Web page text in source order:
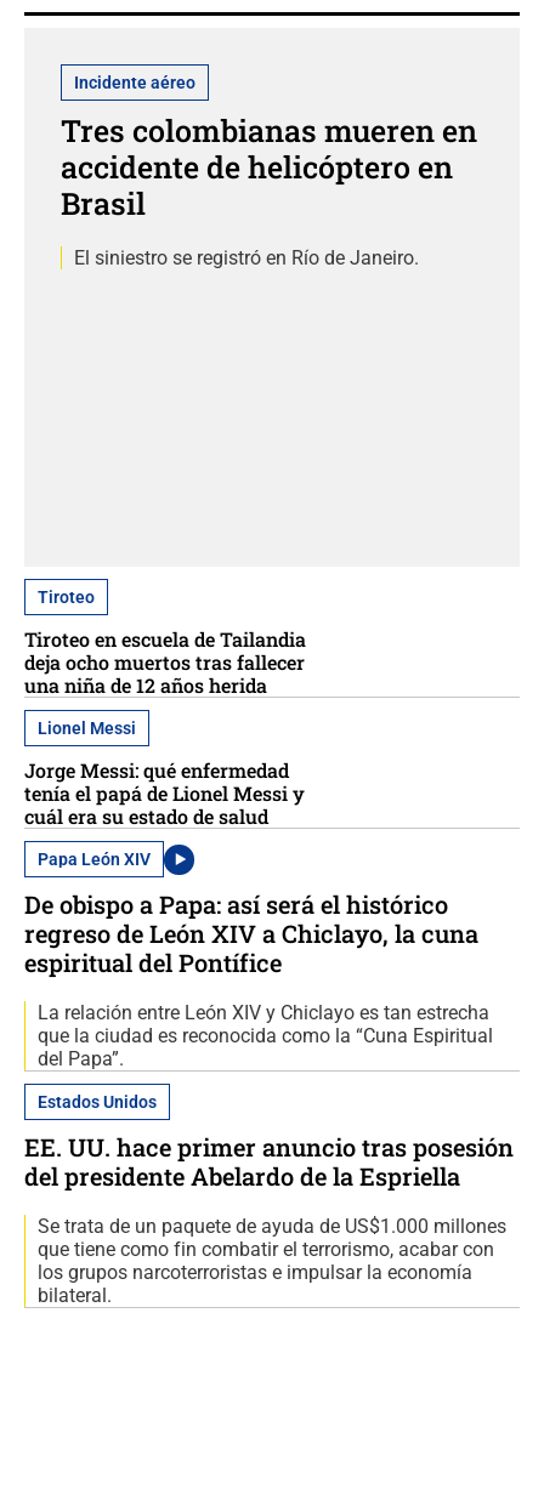
Incidente aéreo
Tres colombianas mueren en
accidente de helicóptero en
Brasil
El siniestro se registró en Río de Janeiro.
Tiroteo
Tiroteo en escuela de Tailandia
deja ocho muertos tras fallecer
una niña de 12 años herida
Lionel Messi
Jorge Messi: qué enfermedad
tenía el papá de Lionel Messi y
cuál era su estado de salud
Papa León XIV
De obispo a Papa: así será el histórico
regreso de León XIV a Chiclayo, la cuna
espiritual del Pontífice
La relación entre León XIV y Chiclayo es tan estrecha
que la ciudad es reconocida como la “Cuna Espiritual
del Papa”.
Estados Unidos
EE. UU. hace primer anuncio tras posesión
del presidente Abelardo de la Espriella
Se trata de un paquete de ayuda de US$1.000 millones
que tiene como fin combatir el terrorismo, acabar con
los grupos narcoterroristas e impulsar la economía
bilateral.